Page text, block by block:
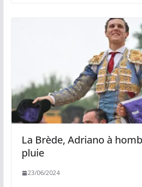
La Brède, Adriano à
pluie
23/06/2024